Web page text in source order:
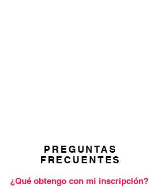
PREGUNTAS
FRECUENTES
¿Qué obtengo con mi inscripción?